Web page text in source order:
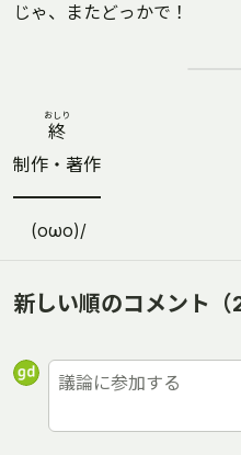
じゃ、またどっかで！
終
おしり
制作・著作
━━━━━
(oωo)/
新しい順のコメント （